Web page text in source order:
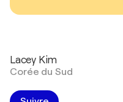
Lacey Kim
Corée du Sud